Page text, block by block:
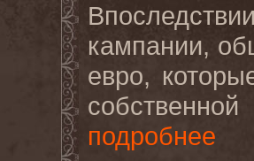
кампании,
евро,
подробнее